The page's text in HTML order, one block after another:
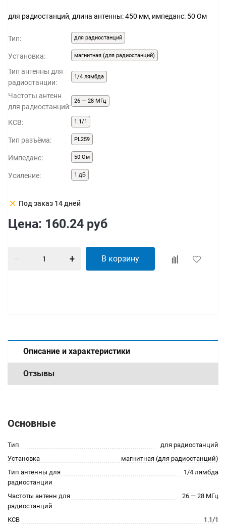
для радиостанций, длина антенны: 450 мм, импеданс: 50 Ом
Тип: для радиостанций
Установка: магнитная (для радиостанций)
Тип антенны для
радиостанции:
1/4 лямбда
Частоты антенн
для радиостанций:
26 — 28 МГц
КСВ: 1.1/1
Тип разъёма: PL259
Импеданс: 50 Ом
Усиление: 1 дБ
clear Под заказ 14 дней
Цена: 160.24 руб
В корзину
Описание и характеристики
Отзывы
Основные
Тип
для радиостанций
Установка
магнитная (для радиостанций)
Тип антенны для
радиостанции
1/4 лямбда
Частоты антенн для
радиостанций
26 — 28 МГц
КСВ
1.1/1